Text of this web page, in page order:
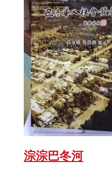
淙淙巴冬河